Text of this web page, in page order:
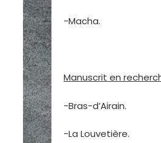
-Macha.
Manuscrit en
-Bras-d’Airain.
-La Louvetière.